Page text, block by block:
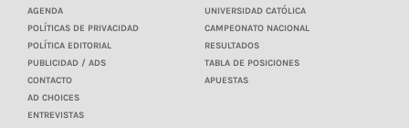
AGENDA
POLÍTICAS DE PRIVACIDAD
POLÍTICA EDITORIAL
PUBLICIDAD / ADS
CONTACTO
AD CHOICES
ENTREVISTAS
UNIVERSIDAD CATÓLICA
CAMPEONATO NACIONAL
RESULTADOS
TABLA DE POSICIONES
APUESTAS